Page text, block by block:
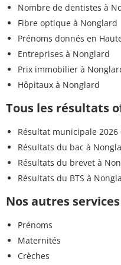
Nombre de dentistes à
Fibre optique à Nonglard
Prénoms donnés en
Entreprises à Nonglard
Prix immobilier à
Hôpitaux à Nonglard
Tous les résultats
Résultat municipale 2026
Résultats du bac à
Résultats du brevet à
Résultats du BTS à
Nos autres services
Prénoms
Maternités
Crèches